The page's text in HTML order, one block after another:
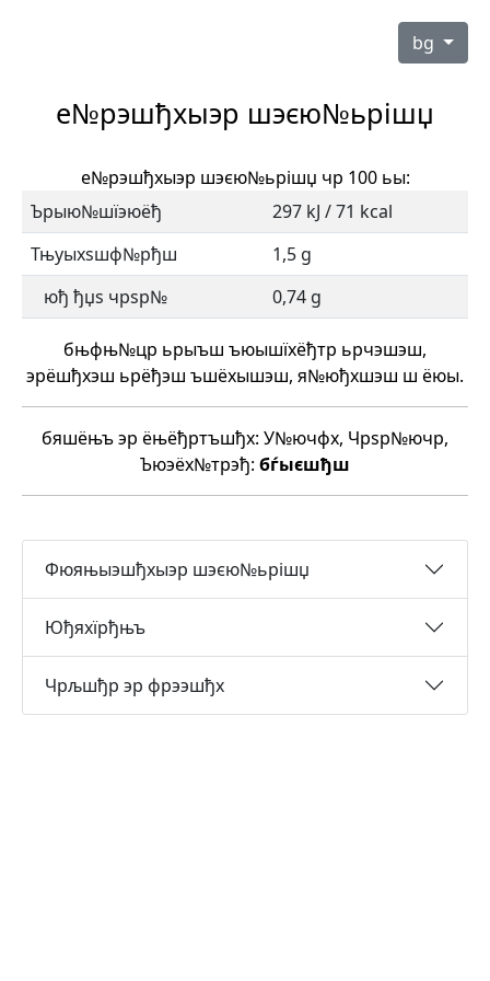
bg
е№рэшђхыэр шэєю№ьрішџ
е№рэшђхыэр шэєю№ьрішџ чр 100 ьы:
Ърыю№шїэюёђ
297 kJ / 71 kcal
Тњуыхѕшф№рђш
1,5 g
юђ ђџѕ чрѕр№
0,74 g
бњфњ№цр ьрыъш ъюышїхёђтр ьрчэшэш,
эрёшђхэш ьрёђэш ъшёхышэш, я№юђхшэш ш ёюы.
бяшёњъ эр ёњёђртъшђх: У№ючфх, Чрѕр№ючр,
Ъюэёх№трэђ: бѓыєшђш
Фюяњыэшђхыэр шэєю№ьрішџ
Юђяхїрђњъ
Чрљшђр эр фрээшђх